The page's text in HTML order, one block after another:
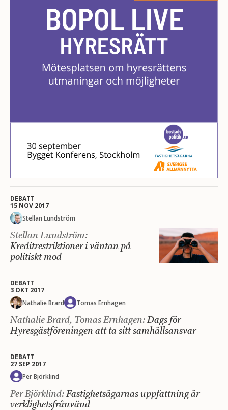
DEBATT
15 NOV 2017
Stellan Lundström
Stellan Lundström:
Kreditrestriktioner i väntan på
politiskt mod
DEBATT
3 OKT 2017
Nathalie Brard
Tomas Ernhagen
Nathalie Brard, Tomas Ernhagen: Dags för
Hyresgästföreningen att ta sitt samhällsansvar
DEBATT
27 SEP 2017
Per Björklind
Per Björklind: Fastighetsägarnas uppfattning är
verklighetsfrånvänd